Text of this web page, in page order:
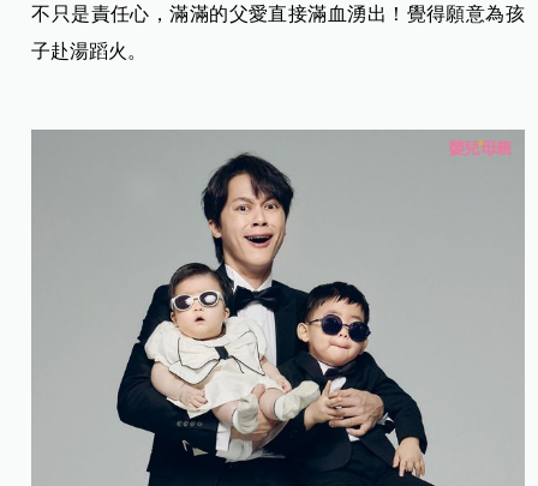
不只是責任心，滿滿的父愛直接滿血湧出！覺得願意為孩
子赴湯蹈火。